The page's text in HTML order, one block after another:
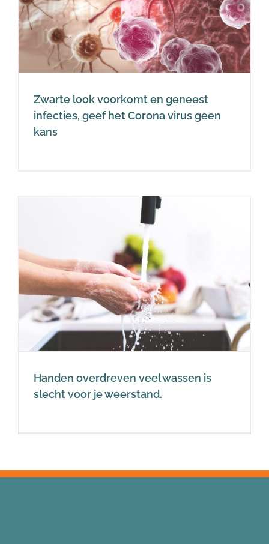
Zwarte look voorkomt en geneest
infecties, geef het Corona virus geen
kans
Handen overdreven veel wassen is
slecht voor je weerstand.